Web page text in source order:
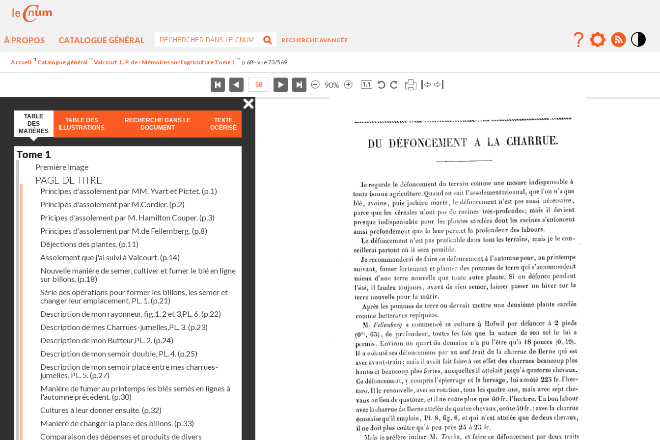
À PROPOS CATALOGUE GÉNÉRAL
RECHERCHE AVANCÉE
Accueil Catalogue général Valcourt, L. P. de - Mémoires sur l'agriculture Tome 1 p.68 - vue 73/569
90%
TABLE
DES
MATIÈRES
TABLE DES
ILLUSTRATIONS
RECHERCHE DANS LE
DOCUMENT
TEXTE
OCÉRISÉ
Tome 1
Première image
PAGE DE TITRE
Principes d'assolement par MM. Yvart et Pictet.(p.1)
Principes d'assolement par M.Cordier.(p.2)
Pricipes d'assolement par M. Hamilton Couper.(p.3)
Principes d'assolement par M.de Fellemberg.(p.8)
Déjections des plantes.(p.11)
Assolement que j'ai suivi à Valcourt.(p.14)
Nouvelle manière de semer, cultiver et fumer le blé en ligne
sur billons.(p.18)
Série des opérations pour former les billons, les semer et
changer leur emplacement, PL. 1.(p.21)
Description de mon rayonneur, fig.1, 2 et 3,PL. 6.(p.22)
Description de mes Charrues-jumelles,PL. 3.(p.23)
Description de mon Butteur,PL. 2.(p.24)
Description de mon semoir double, PL. 4.(p.25)
Description de mon semoir placé entre mes charrues-
jumelles, PL. 5.(p.27)
Manière de fumer au printemps les blés semés en lignes à
l'automne précédent.(p.30)
Cultures à leur donner ensuite.(p.32)
Manière de changer la place des billons.(p.33)
Comparaison des dépenses et produits de divers